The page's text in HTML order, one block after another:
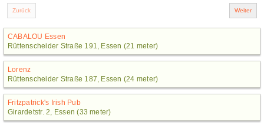
CABALOU Essen
Rüttenscheider Straße 191, Essen (21 meter)
Lorenz
Rüttenscheider Straße 187, Essen (24 meter)
Fritzpatrick's Irish Pub
Girardetstr. 2, Essen (33 meter)